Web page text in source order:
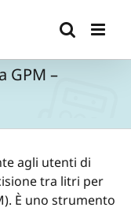
GPM –
agli utenti di
tra litri per
È uno strumento